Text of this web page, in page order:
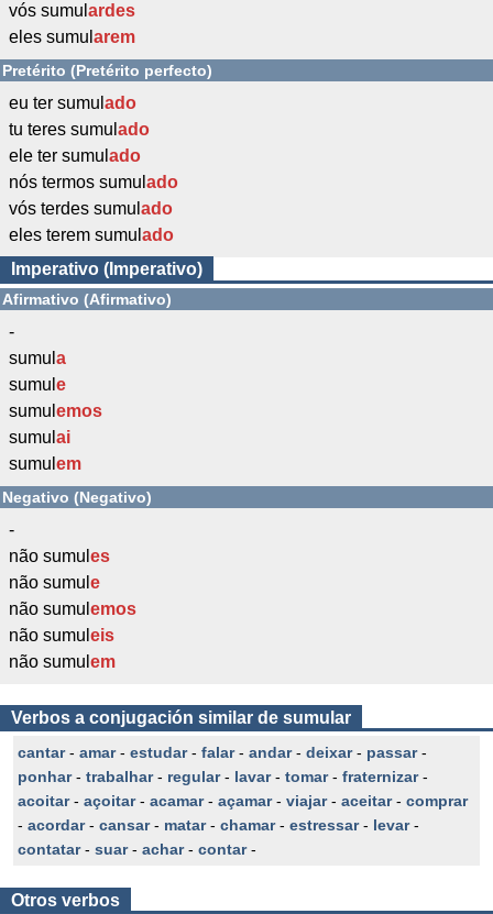
vós sumul ardes
eles sumul arem
Pretérito (Pretérito perfecto)
eu ter sumul ado
tu teres sumul ado
ele ter sumul ado
nós termos sumul ado
vós terdes sumul ado
eles terem sumul ado
Imperativo (Imperativo)
Afirmativo (Afirmativo)
-
sumul a
sumul e
sumul emos
sumul ai
sumul em
Negativo (Negativo)
-
não sumul es
não sumul e
não sumul emos
não sumul eis
não sumul em
Verbos a conjugación similar de sumular
cantar- amar- estudar- falar- andar- deixar- passar-
ponhar- trabalhar- regular- lavar- tomar- fraternizar-
acoitar- açoitar- acamar- açamar- viajar- aceitar- comprar
- acordar- cansar- matar- chamar- estressar- levar-
contatar- suar- achar- contar-
Otros verbos